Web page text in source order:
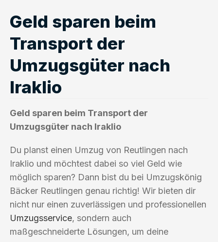
Geld sparen beim
Transport der
Umzugsgüter nach
Iraklio
Geld sparen beim Transport der
Umzugsgüter nach Iraklio
Du planst einen Umzug von Reutlingen nach
Iraklio und möchtest dabei so viel Geld wie
möglich sparen? Dann bist du bei Umzugskönig
Bäcker Reutlingen genau richtig! Wir bieten dir
nicht nur einen zuverlässigen und professionellen
Umzugsservice, sondern auch
maßgeschneiderte Lösungen, um deine